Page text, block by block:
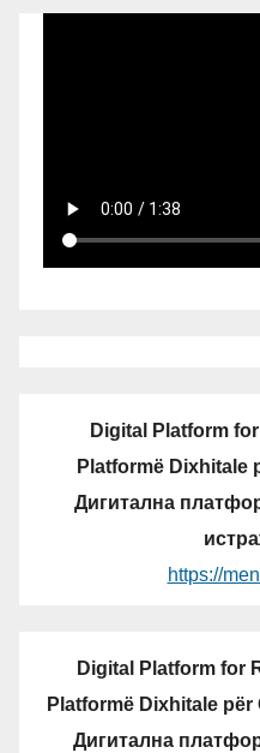
Digital Platform
Platformë Dixhitale
Дигитална
https://
Digital Platform for
Platformë Dixhitale
Дигитална